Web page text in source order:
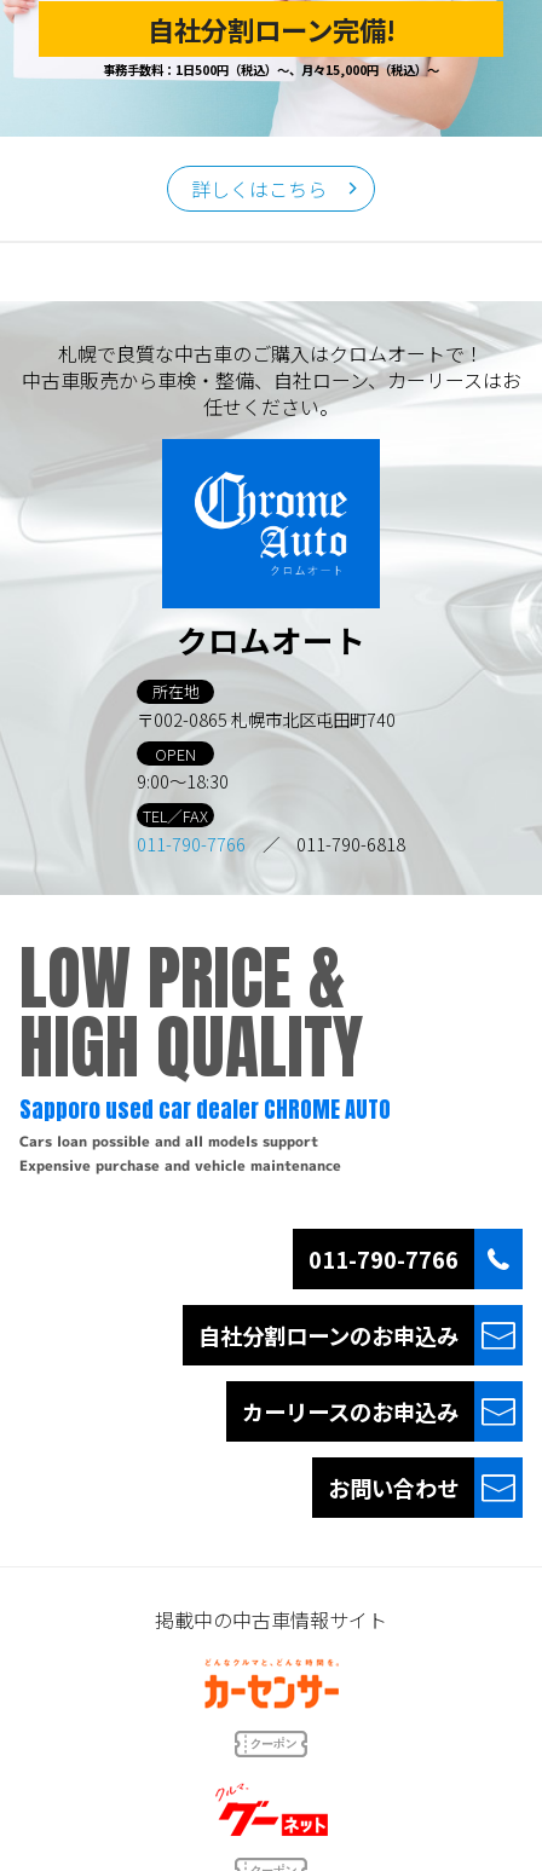
自社分割ローン完備!
事務手数料：1日500円（税込）～、月々15,000円（税込）～
詳しくはこちら
札幌で良質な中古車のご購入はクロムオートで！
中古車販売から車検・整備、自社ローン、カーリースはお
任せください。
クロムオート
所在地
〒002-0865 札幌市北区屯田町740
OPEN
9:00～18:30
TEL／FAX
011-790-7766 ／ 011-790-6818
LOW PRICE &
HIGH QUALITY
Sapporo used car dealer CHROME AUTO
Cars loan possible and all models support
Expensive purchase and vehicle maintenance
011-790-7766
自社分割ローンのお申込み
カーリースのお申込み
お問い合わせ
掲載中の中古車情報サイト